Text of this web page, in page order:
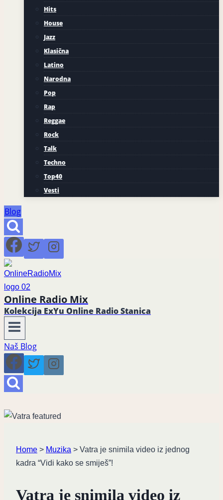
Hits
House
Jazz
Klasična
Latino
Narodna
Pop
Rap
Reggae
Rock
Talk
Techno
Top40
Vesti
Blog
Online Radio Mix
Kolekcija ExYu Online Radio Stanica
Naš Blog
Home > Muzika > Vatra je snimila video iz jednog
kadra “Vidi kako se smiješ”!
Vatra je snimila video iz